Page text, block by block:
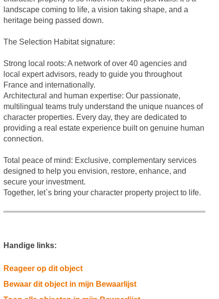
landscape coming to life, a vision taking shape, and a
heritage being passed down.
The Selection Habitat signature:
Strong local roots: A network of over 40 agencies and
local expert advisors, ready to guide you throughout
France and internationally.
Architectural and human expertise: Our passionate,
multilingual teams truly understand the unique nuances of
character properties. Every day, they are dedicated to
providing a real estate experience built on genuine human
connection.
Total peace of mind: Exclusive, complementary services
designed to help you envision, restore, enhance, and
secure your investment.
Together, let`s bring your character property project to life.
Handige links:
Reageer op dit object
Bewaar dit object in mijn Bewaarlijst